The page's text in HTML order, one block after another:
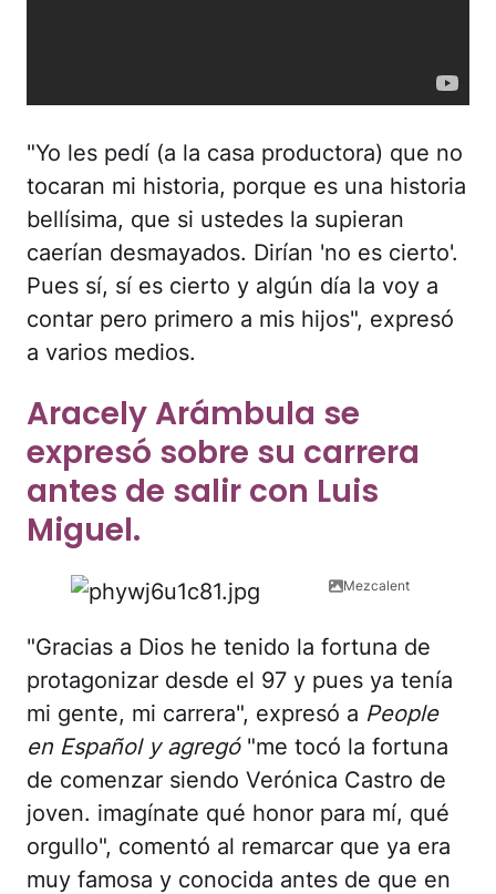
"Yo les pedí (a la casa productora) que no
tocaran mi historia, porque es una historia
bellísima, que si ustedes la supieran
caerían desmayados. Dirían 'no es cierto'.
Pues sí, sí es cierto y algún día la voy a
contar pero primero a mis hijos", expresó
a varios medios.
Aracely Arámbula se
expresó sobre su carrera
antes de salir con Luis
Miguel.
Mezcalent
"Gracias a Dios he tenido la fortuna de
protagonizar desde el 97 y pues ya tenía
mi gente, mi carrera", expresó a People
en Español y agregó"me tocó la fortuna
de comenzar siendo Verónica Castro de
joven. imagínate qué honor para mí, qué
orgullo", comentó al remarcar que ya era
muy famosa y conocida antes de que en